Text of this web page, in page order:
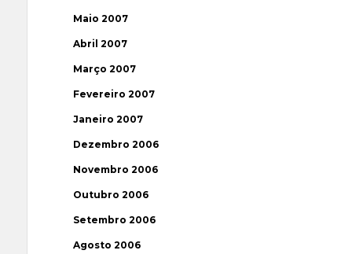
Maio 2007
Abril 2007
Março 2007
Fevereiro 2007
Janeiro 2007
Dezembro 2006
Novembro 2006
Outubro 2006
Setembro 2006
Agosto 2006